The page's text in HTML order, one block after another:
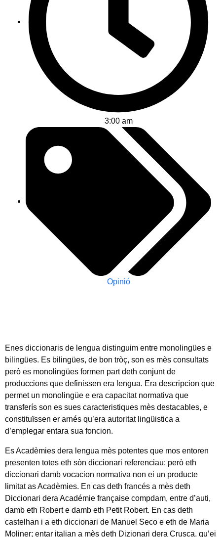
3:00 am
Opinió
Enes diccionaris de lengua distinguim entre monolingües e
bilingües. Es bilingües, de bon tròç, son es mès consultats
però es monolingües formen part deth conjunt de
produccions que definissen era lengua. Era descripcion que
permet un monolingüe e era capacitat normativa que
transferís son es sues caracteristiques mès destacables, e
constituïssen er arnés qu’era autoritat lingüistica a
d’emplegar entara sua foncion.
Es Acadèmies dera lengua mès potentes que mos entoren
presenten totes eth sòn diccionari referenciau; però eth
diccionari damb vocacion normativa non ei un producte
limitat as Acadèmies. En cas deth francés a mès deth
Diccionari dera Académie française compdam, entre d’auti,
damb eth Robert e damb eth Petit Robert. En cas deth
castelhan i a eth diccionari de Manuel Seco e eth de Maria
Moliner; entar italian a mès deth Dizionari dera Crusca, qu’ei